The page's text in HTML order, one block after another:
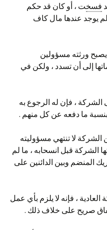
فسخت ، أو كان قد حكم
ولم يوجد عندها مال كاف
ورثته مسؤولين
إلى أن تسدد ، ولكن في
الشركة ، فإن له الرجوع به
ما دفعه عن كل منهم .
لا تنتهي مسؤوليته
الشركة قبل انسحابه ، ما لم
المنضم وبين الدائنين على
، فإنه لا يلزم بأي عمل
صريح على خلاف ذلك .